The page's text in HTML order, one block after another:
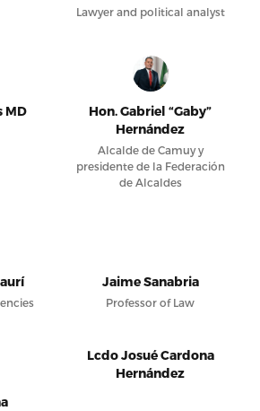
Lawyer and political analyst
MD
Hon. Gabriel “Gaby”
Hernández
Alcalde de Camuy y
presidente de la Federación
de Alcaldes
Jaime Sanabria
Professor of Law
Lcdo Josué Cardona
Hernández